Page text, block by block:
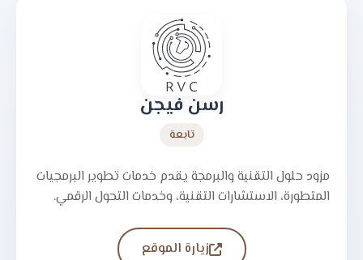
رسن فيجن
تابعة
مزود حلول التقنية والبرمجة يقدم خدمات تطوير البرمجيات
المتطورة، الاستشارات التقنية، وخدمات التحول الرقمي.
زيارة الموقع